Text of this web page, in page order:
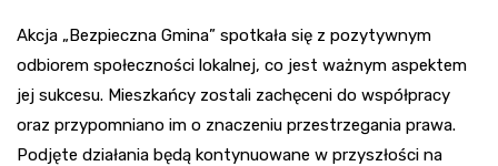
Akcja „Bezpieczna Gmina” spotkała się z pozytywnym
odbiorem społeczności lokalnej, co jest ważnym aspektem
jej sukcesu. Mieszkańcy zostali zachęceni do współpracy
oraz przypomniano im o znaczeniu przestrzegania prawa.
Podjęte działania będą kontynuowane w przyszłości na